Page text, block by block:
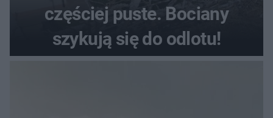
częściej puste. Bociany
szykują się do odlotu!